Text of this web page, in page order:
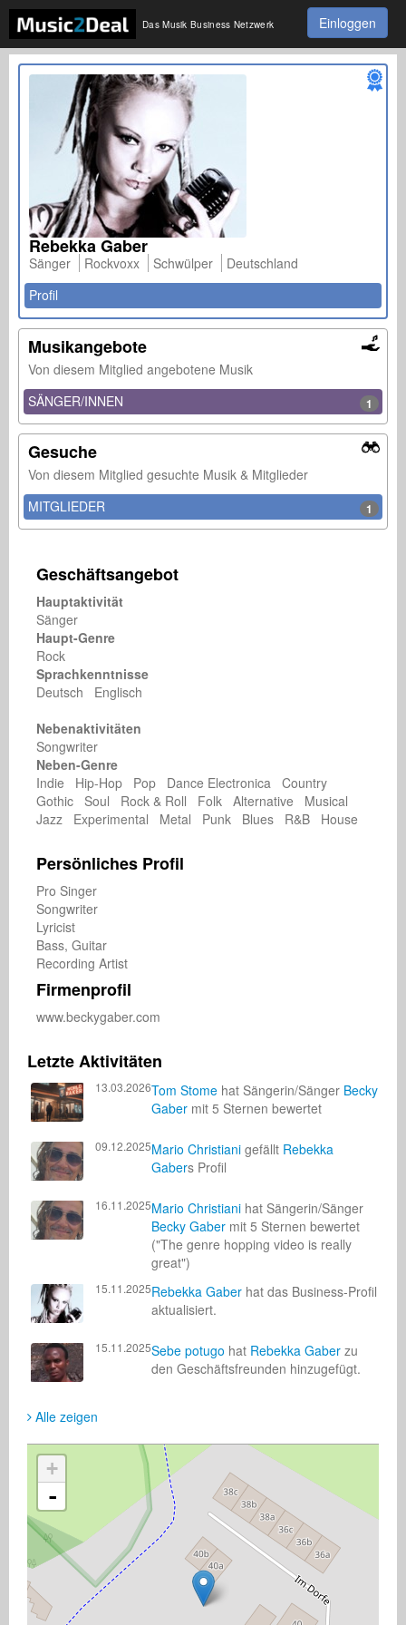
Das Musik Business Netzwerk Einloggen
Rebekka Gaber
Sänger Rockvoxx Schwülper
Deutschland
Profil
Musikangebote
Von diesem Mitglied angebotene Musik
SÄNGER/INNEN
1
Gesuche
Von diesem Mitglied gesuchte Musik & Mitglieder
MITGLIEDER
1
Geschäftsangebot
Hauptaktivität
Sänger
Haupt-Genre
Rock
Sprachkenntnisse
Deutsch Englisch
Nebenaktivitäten
Songwriter
Neben-Genre
Indie Hip-Hop Pop Dance Electronica Country
Gothic Soul Rock & Roll Folk Alternative Musical
Jazz Experimental Metal Punk Blues R&B House
Persönliches Profil
Pro Singer
Songwriter
Lyricist
Bass, Guitar
Firmenprofil
www.beckygaber.com
Letzte Aktivitäten
13.03.2026Tom Stome hat Sängerin/Sänger Becky
Gaber mit 5 Sternen bewertet
09.12.2025Mario Christiani gefällt Rebekka
Gabers Profil
16.11.2025Mario Christiani hat Sängerin/Sänger
Becky Gaber mit 5 Sternen bewertet
("The genre hopping video is really
great")
15.11.2025Rebekka Gaber hat das Business-Profil
aktualisiert.
15.11.2025Sebe potugo hat Rebekka Gaber zu
den Geschäftsfreunden hinzugefügt.
Alle zeigen
+
-